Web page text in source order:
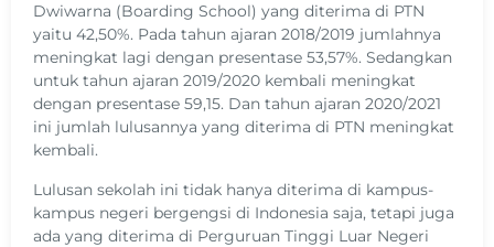
Dwiwarna (Boarding School) yang diterima di PTN
yaitu 42,50%. Pada tahun ajaran 2018/2019 jumlahnya
meningkat lagi dengan presentase 53,57%. Sedangkan
untuk tahun ajaran 2019/2020 kembali meningkat
dengan presentase 59,15. Dan tahun ajaran 2020/2021
ini jumlah lulusannya yang diterima di PTN meningkat
kembali.
Lulusan sekolah ini tidak hanya diterima di kampus-
kampus negeri bergengsi di Indonesia saja, tetapi juga
ada yang diterima di Perguruan Tinggi Luar Negeri